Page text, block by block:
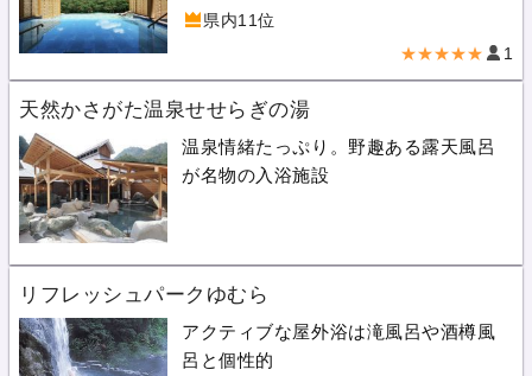
県内11位
★★★★★ 1
天然かさがた温泉せせらぎの湯
温泉情緒たっぷり。野趣ある露天風呂
が名物の入浴施設
リフレッシュパークゆむら
アクティブな屋外浴は滝風呂や酒樽風
呂と個性的